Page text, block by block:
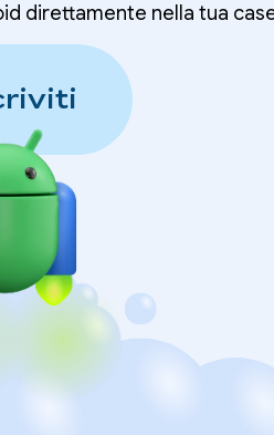
direttamente nella tua